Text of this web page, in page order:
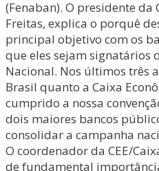
(Fenaban). O presidente da
Freitas, explica o porquê
principal objetivo com os
que eles sejam signatários
Nacional. Nos últimos três
Brasil quanto a Caixa
cumprido a nossa
dois maiores bancos
consolidar a campanha
O coordenador da CEE/
de fundamental